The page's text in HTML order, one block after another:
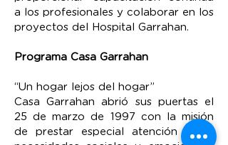
a los profesionales y colaborar en los
proyectos del Hospital Garrahan.
Programa Casa Garrahan
“Un hogar lejos del hogar”
Casa Garrahan abrió sus puertas el
25 de marzo de 1997 con la misión
de prestar especial atención a las